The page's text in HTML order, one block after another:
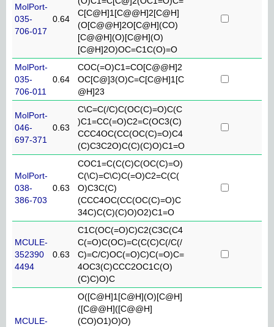
MolPort-
035-
706-017
0.64
C[C@H]1[C@@H]2[C@H]
(O[C@@H]2O[C@H](CO)
[C@@H](O)[C@H](O)
[C@H]2O)OC=C1C(O)=O
MolPort-
035-
706-011
0.64
COC(=O)C1=CO[C@@H]2
OC[C@]3(O)C=C[C@H]1[C
@H]23
MolPort-
046-
697-371
0.63
C\C=C(/C)C(OC(C)=O)C(C
)C1=CC(=O)C2=C(OC3(C)
CCC4OC(CC(OC(C)=O)C4
(C)C3C2O)C(C)(C)O)C1=O
MolPort-
038-
386-703
0.63
COC1=C(C(C)C(OC(C)=O)
C(\C)=C\C)C(=O)C2=C(C(
O)C3C(C)
(CCC4OC(CC(OC(C)=O)C
34C)C(C)(C)O)O2)C1=O
MCULE-
352390
4494
0.63
C1C(OC(=O)C)C2(C3C(C4
C(=O)C(OC)=C(C(C)C(/C(/
C)=C/C)OC(=O)C)C(=O)C=
4OC3(C)CCC2OC1C(O)
(C)C)O)C
MCULE-
O([C@H]1[C@H](O)[C@H]
([C@@H]([C@@H]
(CO)O1)O)O)